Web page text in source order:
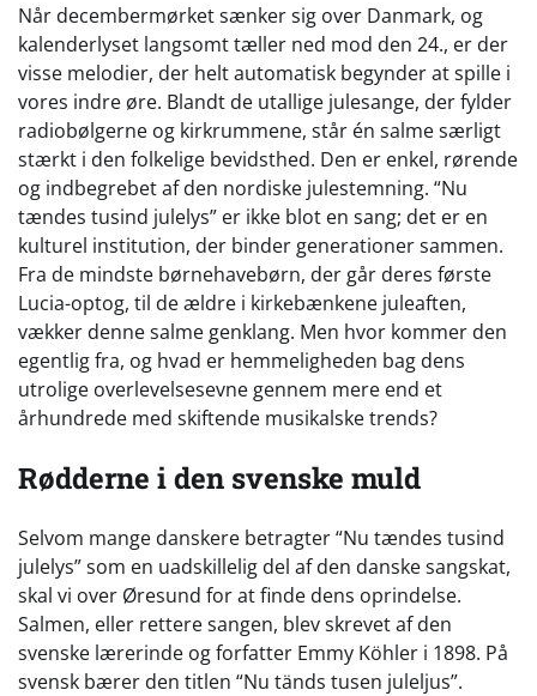
Når decembermørket sænker sig over Danmark, og
kalenderlyset langsomt tæller ned mod den 24., er der
visse melodier, der helt automatisk begynder at spille i
vores indre øre. Blandt de utallige julesange, der fylder
radiobølgerne og kirkrummene, står én salme særligt
stærkt i den folkelige bevidsthed. Den er enkel, rørende
og indbegrebet af den nordiske julestemning. “Nu
tændes tusind julelys” er ikke blot en sang; det er en
kulturel institution, der binder generationer sammen.
Fra de mindste børnehavebørn, der går deres første
Lucia-optog, til de ældre i kirkebænkene juleaften,
vækker denne salme genklang. Men hvor kommer den
egentlig fra, og hvad er hemmeligheden bag dens
utrolige overlevelsesevne gennem mere end et
århundrede med skiftende musikalske trends?
Rødderne i den svenske muld
Selvom mange danskere betragter “Nu tændes tusind
julelys” som en uadskillelig del af den danske sangskat,
skal vi over Øresund for at finde dens oprindelse.
Salmen, eller rettere sangen, blev skrevet af den
svenske lærerinde og forfatter Emmy Köhler i 1898. På
svensk bærer den titlen “Nu tänds tusen juleljus”.